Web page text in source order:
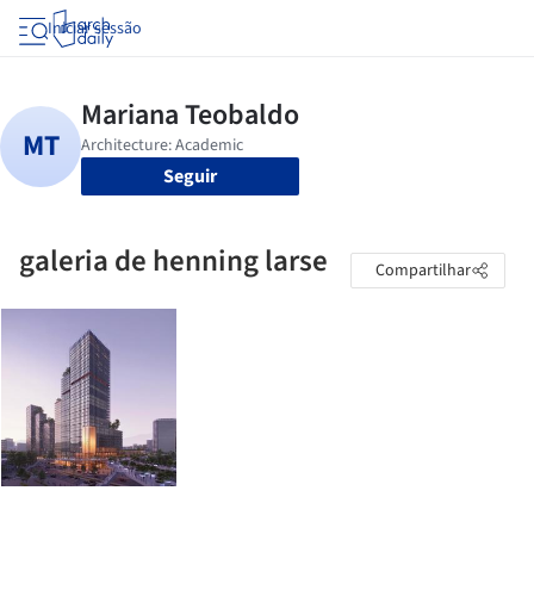
Iniciar sessão
Seguir
galeria de henning larse Compartilhar